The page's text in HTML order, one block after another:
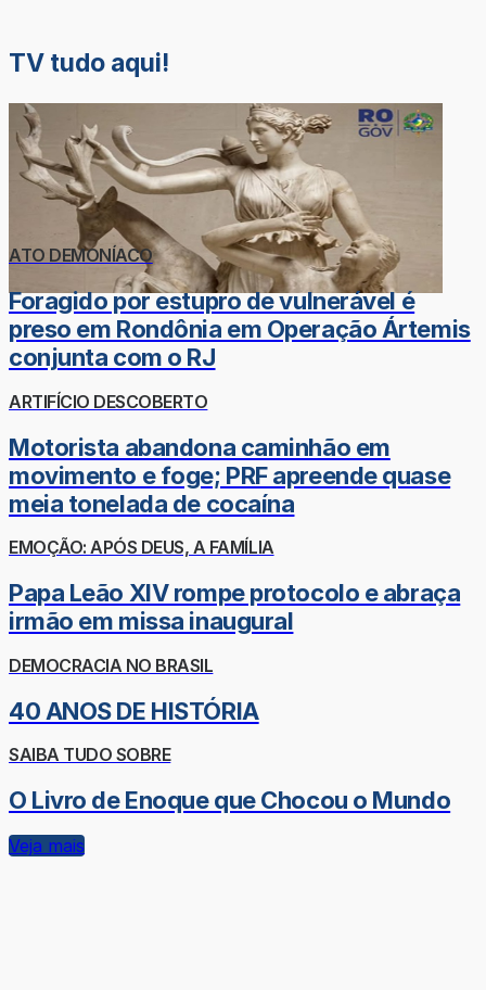
TV tudo aqui!
ATO DEMONÍACO
Foragido por estupro de vulnerável é
preso em Rondônia em Operação Ártemis
conjunta com o RJ
ARTIFÍCIO DESCOBERTO
Motorista abandona caminhão em
movimento e foge; PRF apreende quase
meia tonelada de cocaína
EMOÇÃO: APÓS DEUS, A FAMÍLIA
Papa Leão XIV rompe protocolo e abraça
irmão em missa inaugural
DEMOCRACIA NO BRASIL
40 ANOS DE HISTÓRIA
SAIBA TUDO SOBRE
O Livro de Enoque que Chocou o Mundo
Veja mais